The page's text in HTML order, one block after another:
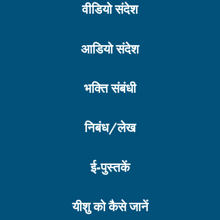
उत्कृष्टता – भाग 2
वीडियो संदेश
आडियो संदेश
भक्ति संबंधी
निबंध/लेख
ई-पुस्तकें
यीशु को कैसे जानें